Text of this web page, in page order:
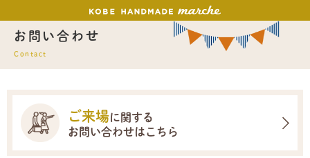
お問い合わせ
Contact
ご来場に関する
お問い合わせはこちら